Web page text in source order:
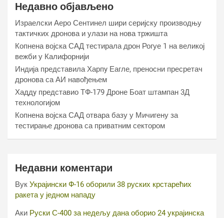
Недавно објављено
Израелски Аеро Сентинел шири серијску производњу
тактичких дронова и улази на нова тржишта
Копнена војска САД тестирала дрон Рогуе 1 на великој
вежби у Калифорнији
Индија представила Харпy Еагле, преносни пресретач
дронова са АИ навођењем
Хаддy представио ТФ-179 Дроне Боат штампан 3Д
технологијом
Копнена војска САД отвара базу у Мичигену за
тестирање дронова са приватним сектором
Недавни коментари
Вук Украјински Ф-16 оборили 38 руских крстарећих
ракета у једном нападу
Аки Руски С-400 за недељу дана оборио 24 украјинска